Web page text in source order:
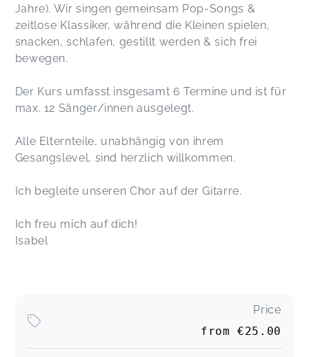
Jahre). Wir singen gemeinsam Pop-Songs &
zeitlose Klassiker, während die Kleinen spielen,
snacken, schlafen, gestillt werden & sich frei
bewegen.
Der Kurs umfasst insgesamt 6 Termine und ist für
max. 12 Sänger/innen ausgelegt.
Alle Elternteile, unabhängig von ihrem
Gesangslevel, sind herzlich willkommen.
Ich begleite unseren Chor auf der Gitarre.
Ich freu mich auf dich!
Isabel
Price
from€25.00